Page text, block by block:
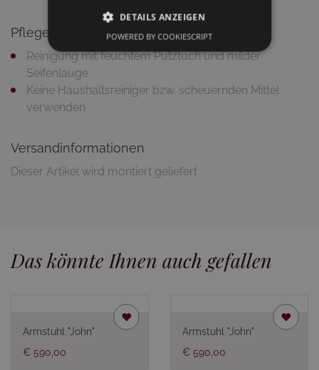
Pflegetipps
Reinigung mit feuchtem Putztuch und milder
Seifenlauge
Keine Haushaltsreiniger bzw. scheuernden Mittel
verwenden
Versandinformationen
Dieser Artikel wird montiert geliefert
Das könnte Ihnen auch gefallen
Armstuhl "John"
€ 590,00
Armstuhl "John"
€ 590,00
DETAILS ANZEIGEN
POWERED BY COOKIESCRIPT